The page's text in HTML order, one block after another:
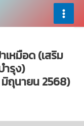
Main
เหมือด (เสริม
รุง)
ถุนายน 2568)